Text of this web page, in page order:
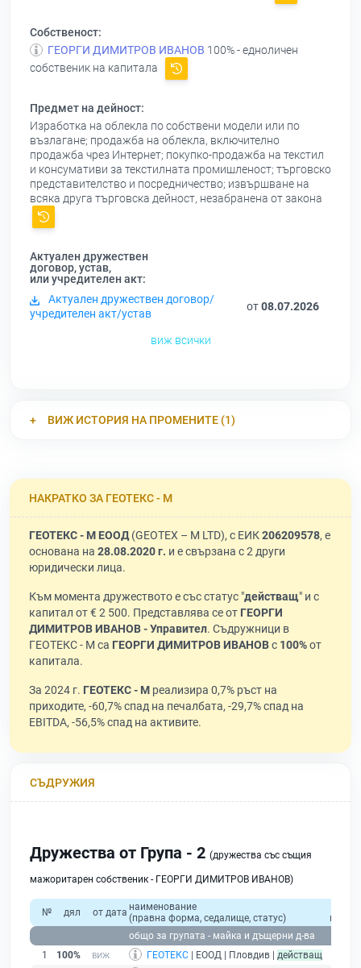
Собственост:
ГЕОРГИ ДИМИТРОВ ИВАНОВ 100% - едноличен
собственик на капитала
Предмет на дейност:
Изработка на облекла по собствени модели или по
възлагане; продажба на облекла, включително
продажба чрез Интернет; покупко-продажба на текстил
и консумативи за текстилната промишленост; търговско
представителство и посредничество; извършване на
всяка друга търговска дейност, незабранена от закона
Актуален дружествен
договор, устав,
или учредителен акт:
Актуален дружествен договор/
учредителен акт/устав
от08.07.2026
виж всички
ВИЖ ИСТОРИЯ НА ПРОМЕНИТЕ (1)
НАКРАТКО ЗА ГЕОТЕКС - М
ГЕОТЕКС - М ЕООД(GEOTEX – M LTD), с ЕИК206209578, е
основана на 28.08.2020 г. и е свързана с 2 други
юридически лица.
Към момента дружеството е със статус "действащ" и с
капитал от € 2 500. Представлява се от ГЕОРГИ
ДИМИТРОВ ИВАНОВ - Управител. Съдружници в
ГЕОТЕКС - М са ГЕОРГИ ДИМИТРОВ ИВАНОВс 100%от
капитала.
За 2024 г. ГЕОТЕКС - М реализира 0,7% ръст на
приходите, -60,7% спад на печалбата, -29,7% спад на
EBITDA, -56,5% спад на активите.
СЪДРУЖИЯ
Дружества от Група - 2 (дружества със същия
мажоритарен собственик - ГЕОРГИ ДИМИТРОВ ИВАНОВ)
№ дял от дата наименование
(правна форма, седалище, статус)
общо за групата - майка и дъщерни д-ва
1
100% ГЕОТЕКС | ЕООД | Пловдив | действащ